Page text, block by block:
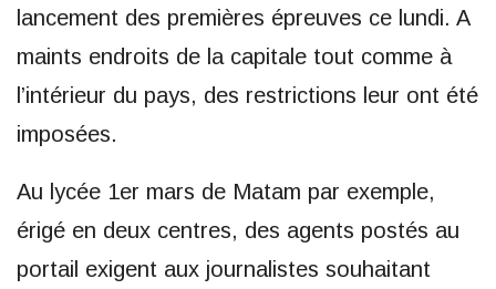
lancement des premières épreuves ce lundi. A
maints endroits de la capitale tout comme à
l’intérieur du pays, des restrictions leur ont été
imposées.
Au lycée 1er mars de Matam par exemple,
érigé en deux centres, des agents postés au
portail exigent aux journalistes souhaitant